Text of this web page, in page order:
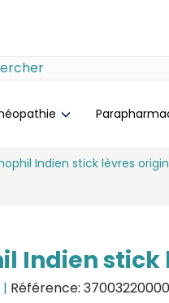
Indien stick lèvres
Indien stick
| Référence: